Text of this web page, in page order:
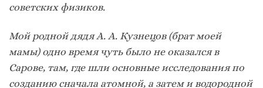
советских физиков.
Мой родной дядя А. А. Кузнецов (брат моей
мамы) одно время чуть было не оказался в
Сарове, там, где шли основные исследования по
созданию сначала атомной, а затем и водородной